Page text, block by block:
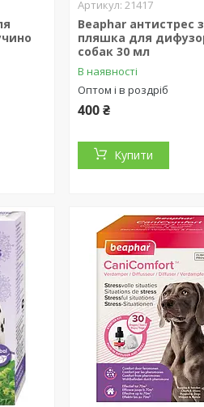
21417
Beaphar антистрес
пляшка для
собак 30 мл
В наявності
Оптом і в роздріб
400 ₴
Купити